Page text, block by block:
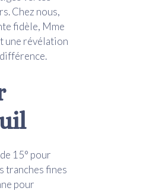
Chez nous,
fidèle, Mme
une révélation
15° pour
tranches fines
pour